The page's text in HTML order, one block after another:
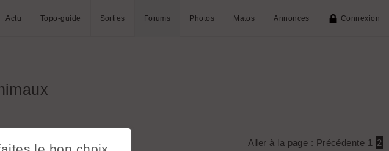
Actu Topo-guide Sorties Forums Photos Matos Annonces Connexion
Aller à la page : Précédente 1
2